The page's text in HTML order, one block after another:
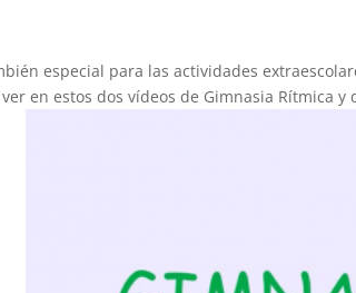
especial para las actividades
en estos dos vídeos de Gimnasia Rítmica y